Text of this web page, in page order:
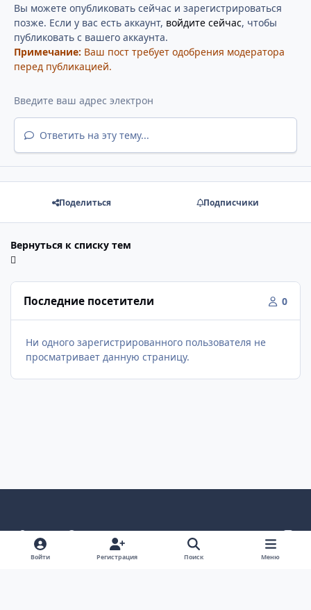
Вы можете опубликовать сейчас и зарегистрироваться
позже. Если у вас есть аккаунт, войдите сейчас, чтобы
публиковать с вашего аккаунта.
Примечание: Ваш пост требует одобрения модератора
перед публикацией.
Ответить на эту тему...
Поделиться Подписчики
Вернуться к списку тем
Последние посетители 0
Ни одного зарегистрированного пользователя не
просматривает данную страницу.
Светлый режим
Темный режим
Как в системе
v
k
Политика конфиденциальности
Войти Регистрация Поиск Меню